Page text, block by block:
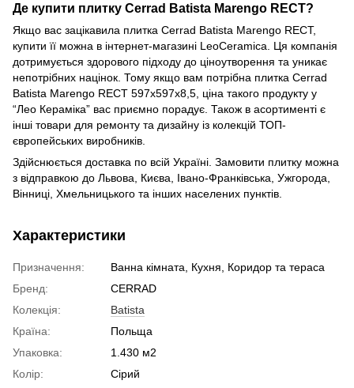
Де купити плитку Cerrad Batista Marengo RECT?
Якщо вас зацікавила плитка Cerrad Batista Marengo RECT,
купити її можна в інтернет-магазині LeoCeramica. Ця компанія
дотримується здорового підходу до ціноутворення та уникає
непотрібних націнок. Тому якщо вам потрібна плитка Cerrad
Batista Marengo RECT 597x597x8,5, ціна такого продукту у
“Лео Кераміка” вас приємно порадує. Також в асортименті є
інші товари для ремонту та дизайну із колекцій ТОП-
європейських виробників.
Здійснюється доставка по всій Україні. Замовити плитку можна
з відправкою до Львова, Києва, Івано-Франківська, Ужгорода,
Вінниці, Хмельницького та інших населених пунктів.
Характеристики
Призначення:
Ванна кімната, Кухня, Коридор та тераса
Бренд:
CERRAD
Колекція:
Batista
Країна:
Польща
Упаковка:
1.430 м2
Колір:
Сірий